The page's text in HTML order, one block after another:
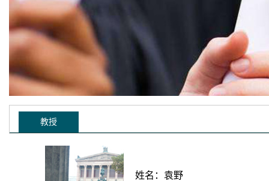
教授
姓名：袁野